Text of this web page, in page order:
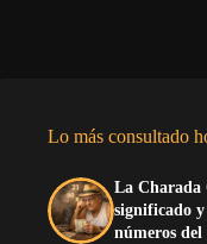
Lo más consultado
La Charada
significado
números del